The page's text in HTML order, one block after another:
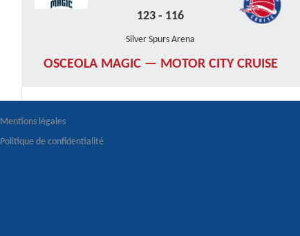
123 - 116
Silver Spurs Arena
OSCEOLA MAGIC — MOTOR CITY CRUISE
Mentions légales
Politique de confidentialité